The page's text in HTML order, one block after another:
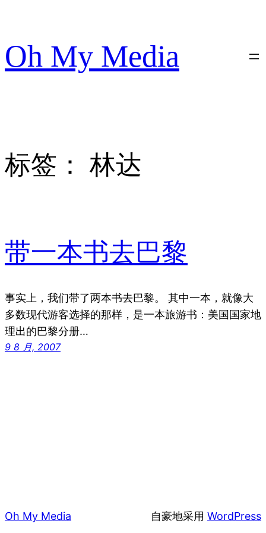
内
容
Oh My Media
标签： 林达
带一本书去巴黎
事实上，我们带了两本书去巴黎。 其中一本，就像大
多数现代游客选择的那样，是一本旅游书：美国国家地
理出的巴黎分册…
9 8 月, 2007
Oh My Media 自豪地采用 WordPress